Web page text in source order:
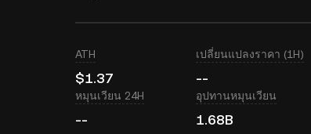
ATH
$1.37
เปลี่ยนแปลงราคา (1H)
--
หมุนเวียน 24H
--
อุปทานหมุนเวียน
1.68B